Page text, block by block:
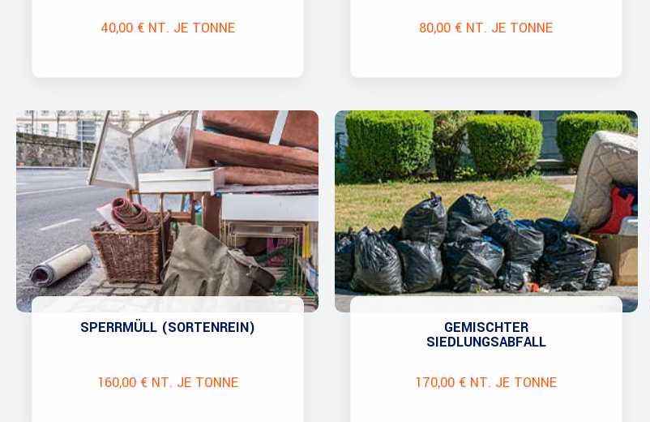
40,00 € NT. JE TONNE 80,00 € NT. JE TONNE
SPERRMÜLL (SORTENREIN)
160,00 € NT. JE TONNE
GEMISCHTER
SIEDLUNGSABFALL
170,00 € NT. JE TONNE